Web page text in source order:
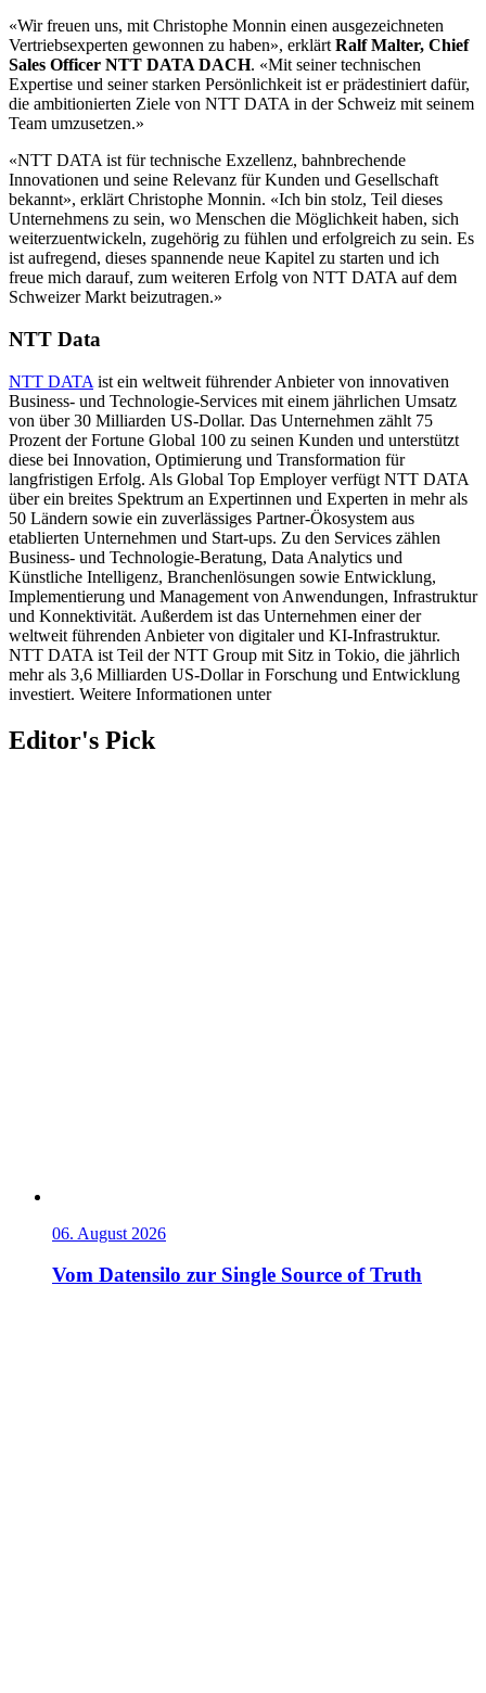
«Wir freuen uns, mit Christophe Monnin einen ausgezeichneten
Vertriebsexperten gewonnen zu haben», erklärt Ralf Malter, Chief
Sales Officer NTT DATA DACH. «Mit seiner technischen
Expertise und seiner starken Persönlichkeit ist er prädestiniert dafür,
die ambitionierten Ziele von NTT DATA in der Schweiz mit seinem
Team umzusetzen.»
«NTT DATA ist für technische Exzellenz, bahnbrechende
Innovationen und seine Relevanz für Kunden und Gesellschaft
bekannt», erklärt Christophe Monnin. «Ich bin stolz, Teil dieses
Unternehmens zu sein, wo Menschen die Möglichkeit haben, sich
weiterzuentwickeln, zugehörig zu fühlen und erfolgreich zu sein. Es
ist aufregend, dieses spannende neue Kapitel zu starten und ich
freue mich darauf, zum weiteren Erfolg von NTT DATA auf dem
Schweizer Markt beizutragen.»
NTT Data
NTT DATA ist ein weltweit führender Anbieter von innovativen
Business- und Technologie-Services mit einem jährlichen Umsatz
von über 30 Milliarden US-Dollar. Das Unternehmen zählt 75
Prozent der Fortune Global 100 zu seinen Kunden und unterstützt
diese bei Innovation, Optimierung und Transformation für
langfristigen Erfolg. Als Global Top Employer verfügt NTT DATA
über ein breites Spektrum an Expertinnen und Experten in mehr als
50 Ländern sowie ein zuverlässiges Partner-Ökosystem aus
etablierten Unternehmen und Start-ups. Zu den Services zählen
Business- und Technologie-Beratung, Data Analytics und
Künstliche Intelligenz, Branchenlösungen sowie Entwicklung,
Implementierung und Management von Anwendungen, Infrastruktur
und Konnektivität. Außerdem ist das Unternehmen einer der
weltweit führenden Anbieter von digitaler und KI-Infrastruktur.
NTT DATA ist Teil der NTT Group mit Sitz in Tokio, die jährlich
mehr als 3,6 Milliarden US-Dollar in Forschung und Entwicklung
investiert. Weitere Informationen unter ​
Editor's Pick
06. August 2026
Vom Datensilo zur Single Source of Truth